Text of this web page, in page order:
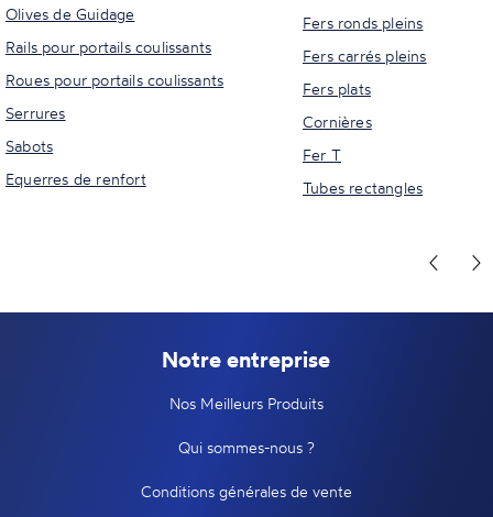
Olives de Guidage
Rails pour portails coulissants
Roues pour portails coulissants
Serrures
Sabots
Equerres de renfort
Fers ronds pleins
Fers carrés pleins
Fers plats
Cornières
Fer T
Tubes rectangles
Notre entreprise
Nos Meilleurs Produits
Qui sommes-nous ?
Conditions générales de vente